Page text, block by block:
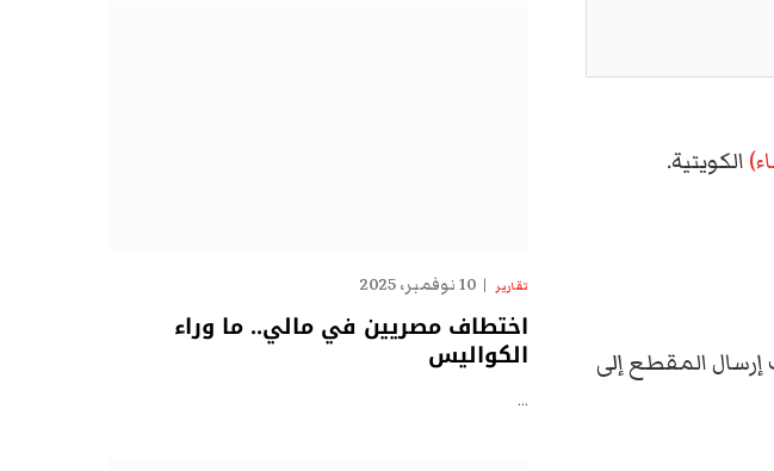
الكويتية.
إرسال المقطع إلى
تقارير 10 نوفمبر، 2025
اختطاف مصريين في مالي.. ما وراء
الكواليس
…